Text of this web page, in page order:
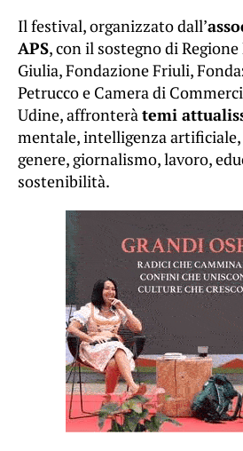
Il festival, organizzato dall’
APS, con il sostegno di
Giulia, Fondazione Friuli,
Petrucco e Camera di
Udine, affronteràtemi
mentale, intelligenza
genere, giornalismo, lavoro,
sostenibilità.